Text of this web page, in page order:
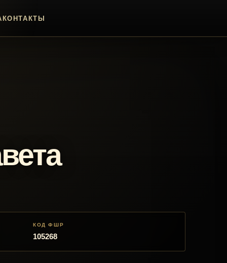
КОНТАКТЫ
КОД ФШР
105268